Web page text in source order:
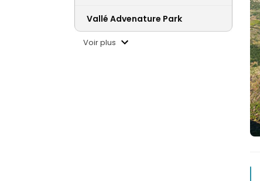
Vallé Advenature Park
Voir plus